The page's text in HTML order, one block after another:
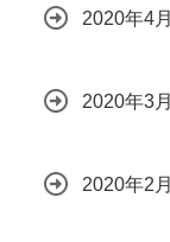
2020年4月
2020年3月
2020年2月